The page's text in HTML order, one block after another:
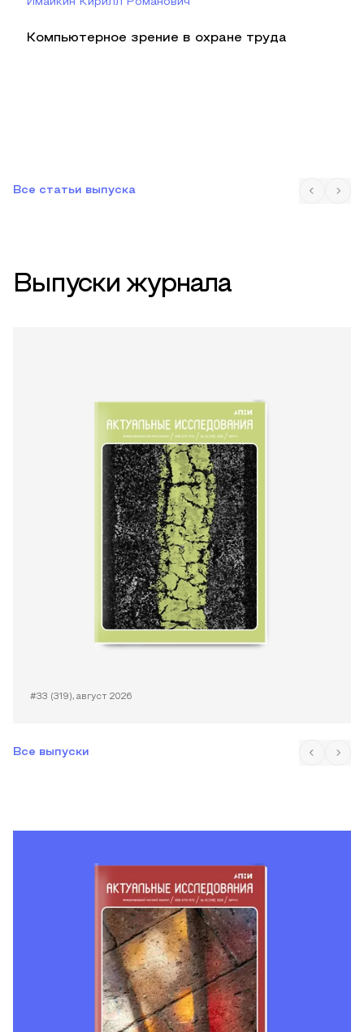
Имайкин Кирилл Романович
Компьютерное зрение в охране труда
Все статьи выпуска
Выпуски журнала
#33 (319), август 2026
Все выпуски